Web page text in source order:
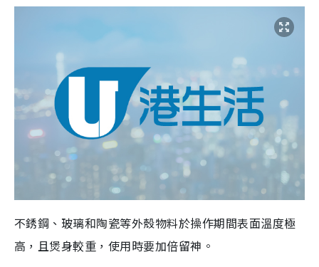
不銹鋼、玻璃和陶瓷等外殼物料於操作期間表面溫度極
高，且煲身較重，使用時要加倍留神。